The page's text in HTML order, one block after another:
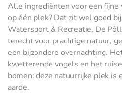
Alle ingrediënten voor een fijne
op één plek? Dat zit wel goed
Watersport & Recreatie, De
terecht voor prachtige natuur,
een bijzondere overnachting.
kwetterende vogels en het
bomen: deze natuurrijke plek is
aarde.